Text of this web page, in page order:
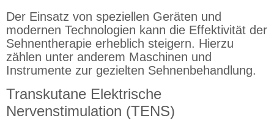
Der Einsatz von speziellen Geräten und
modernen Technologien kann die Effektivität der
Sehnentherapie erheblich steigern. Hierzu
zählen unter anderem Maschinen und
Instrumente zur gezielten Sehnenbehandlung.
Transkutane Elektrische
Nervenstimulation (TENS)